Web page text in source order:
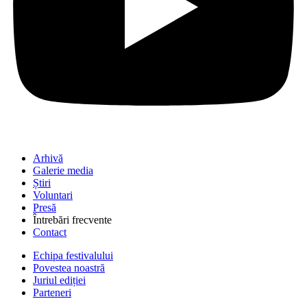
Arhivă
Galerie media
Știri
Voluntari
Presă
Întrebări frecvente
Contact
Echipa festivalului
Povestea noastră
Juriul ediției
Parteneri